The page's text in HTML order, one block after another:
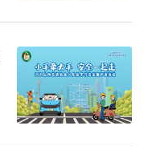
如今中国汽车在
网联、飞行汽车等